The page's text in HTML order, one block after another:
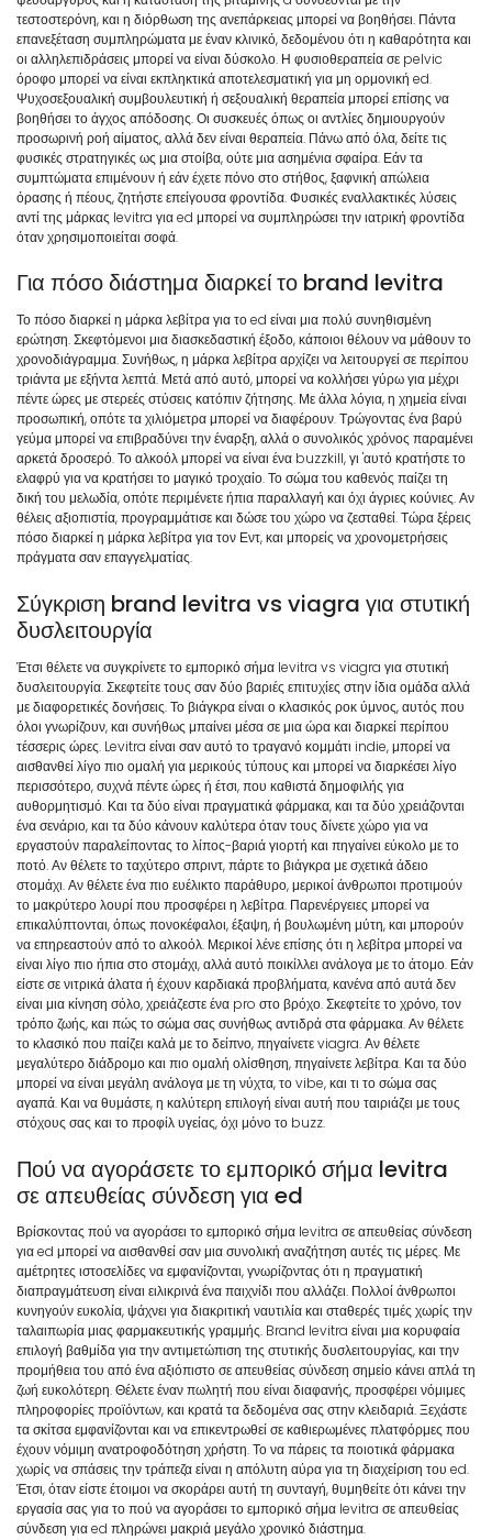
τεστοστερόνη, και η διόρθωση της ανεπάρκειας μπορεί να βοηθήσει. Πάντα
επανεξέταση συμπληρώματα με έναν κλινικό, δεδομένου ότι η καθαρότητα και
οι αλληλεπιδράσεις μπορεί να είναι δύσκολο. Η φυσιοθεραπεία σε pelvic
όροφο μπορεί να είναι εκπληκτικά αποτελεσματική για μη ορμονική ed.
Ψυχοσεξουαλική συμβουλευτική ή σεξουαλική θεραπεία μπορεί επίσης να
βοηθήσει το άγχος απόδοσης. Οι συσκευές όπως οι αντλίες δημιουργούν
προσωρινή ροή αίματος, αλλά δεν είναι θεραπεία. Πάνω από όλα, δείτε τις
φυσικές στρατηγικές ως μια στοίβα, ούτε μια ασημένια σφαίρα. Εάν τα
συμπτώματα επιμένουν ή εάν έχετε πόνο στο στήθος, ξαφνική απώλεια
όρασης ή πέους, ζητήστε επείγουσα φροντίδα. Φυσικές εναλλακτικές λύσεις
αντί της μάρκας levitra για ed μπορεί να συμπληρώσει την ιατρική φροντίδα
όταν χρησιμοποιείται σοφά.
Για πόσο διάστημα διαρκεί το brand levitra
Το πόσο διαρκεί η μάρκα λεβίτρα για το ed είναι μια πολύ συνηθισμένη
ερώτηση. Σκεφτόμενοι μια διασκεδαστική έξοδο, κάποιοι θέλουν να μάθουν το
χρονοδιάγραμμα. Συνήθως, η μάρκα λεβίτρα αρχίζει να λειτουργεί σε περίπου
τριάντα με εξήντα λεπτά. Μετά από αυτό, μπορεί να κολλήσει γύρω για μέχρι
πέντε ώρες με στερεές στύσεις κατόπιν ζήτησης. Με άλλα λόγια, η χημεία είναι
προσωπική, οπότε τα χιλιόμετρα μπορεί να διαφέρουν. Τρώγοντας ένα βαρύ
γεύμα μπορεί να επιβραδύνει την έναρξη, αλλά ο συνολικός χρόνος παραμένει
αρκετά δροσερό. Το αλκοόλ μπορεί να είναι ένα buzzkill, γι 'αυτό κρατήστε το
ελαφρύ για να κρατήσει το μαγικό τροχαίο. Το σώμα του καθενός παίζει τη
δική του μελωδία, οπότε περιμένετε ήπια παραλλαγή και όχι άγριες κούνιες. Αν
θέλεις αξιοπιστία, προγραμμάτισε και δώσε του χώρο να ζεσταθεί. Τώρα ξέρεις
πόσο διαρκεί η μάρκα λεβίτρα για τον Εντ, και μπορείς να χρονομετρήσεις
πράγματα σαν επαγγελματίας.
Σύγκριση brand levitra vs viagra για στυτική
δυσλειτουργία
Έτσι θέλετε να συγκρίνετε το εμπορικό σήμα levitra vs viagra για στυτική
δυσλειτουργία. Σκεφτείτε τους σαν δύο βαριές επιτυχίες στην ίδια ομάδα αλλά
με διαφορετικές δονήσεις. Το βιάγκρα είναι ο κλασικός ροκ ύμνος, αυτός που
όλοι γνωρίζουν, και συνήθως μπαίνει μέσα σε μια ώρα και διαρκεί περίπου
τέσσερις ώρες. Levitra είναι σαν αυτό το τραγανό κομμάτι indie, μπορεί να
αισθανθεί λίγο πιο ομαλή για μερικούς τύπους και μπορεί να διαρκέσει λίγο
περισσότερο, συχνά πέντε ώρες ή έτσι, που καθιστά δημοφιλής για
αυθορμητισμό. Και τα δύο είναι πραγματικά φάρμακα, και τα δύο χρειάζονται
ένα σενάριο, και τα δύο κάνουν καλύτερα όταν τους δίνετε χώρο για να
εργαστούν παραλείποντας το λίπος-βαριά γιορτή και πηγαίνει εύκολο με το
ποτό. Αν θέλετε το ταχύτερο σπριντ, πάρτε το βιάγκρα με σχετικά άδειο
στομάχι. Αν θέλετε ένα πιο ευέλικτο παράθυρο, μερικοί άνθρωποι προτιμούν
το μακρύτερο λουρί που προσφέρει η λεβίτρα. Παρενέργειες μπορεί να
επικαλύπτονται, όπως πονοκέφαλοι, έξαψη, ή βουλωμένη μύτη, και μπορούν
να επηρεαστούν από το αλκοόλ. Μερικοί λένε επίσης ότι η λεβίτρα μπορεί να
είναι λίγο πιο ήπια στο στομάχι, αλλά αυτό ποικίλλει ανάλογα με το άτομο. Εάν
είστε σε νιτρικά άλατα ή έχουν καρδιακά προβλήματα, κανένα από αυτά δεν
είναι μια κίνηση σόλο, χρειάζεστε ένα pro στο βρόχο. Σκεφτείτε το χρόνο, τον
τρόπο ζωής, και πώς το σώμα σας συνήθως αντιδρά στα φάρμακα. Αν θέλετε
το κλασικό που παίζει καλά με το δείπνο, πηγαίνετε viagra. Αν θέλετε
μεγαλύτερο διάδρομο και πιο ομαλή ολίσθηση, πηγαίνετε λεβίτρα. Και τα δύο
μπορεί να είναι μεγάλη ανάλογα με τη νύχτα, το vibe, και τι το σώμα σας
αγαπά. Και να θυμάστε, η καλύτερη επιλογή είναι αυτή που ταιριάζει με τους
στόχους σας και το προφίλ υγείας, όχι μόνο το buzz.
Πού να αγοράσετε το εμπορικό σήμα levitra
σε απευθείας σύνδεση για ed
Βρίσκοντας πού να αγοράσει το εμπορικό σήμα levitra σε απευθείας σύνδεση
για ed μπορεί να αισθανθεί σαν μια συνολική αναζήτηση αυτές τις μέρες. Με
αμέτρητες ιστοσελίδες να εμφανίζονται, γνωρίζοντας ότι η πραγματική
διαπραγμάτευση είναι ειλικρινά ένα παιχνίδι που αλλάζει. Πολλοί άνθρωποι
κυνηγούν ευκολία, ψάχνει για διακριτική ναυτιλία και σταθερές τιμές χωρίς την
ταλαιπωρία μιας φαρμακευτικής γραμμής. Brand levitra είναι μια κορυφαία
επιλογή βαθμίδα για την αντιμετώπιση της στυτικής δυσλειτουργίας, και την
προμήθεια του από ένα αξιόπιστο σε απευθείας σύνδεση σημείο κάνει απλά τη
ζωή ευκολότερη. Θέλετε έναν πωλητή που είναι διαφανής, προσφέρει νόμιμες
πληροφορίες προϊόντων, και κρατά τα δεδομένα σας στην κλειδαριά. Ξεχάστε
τα σκίτσα εμφανίζονται και να επικεντρωθεί σε καθιερωμένες πλατφόρμες που
έχουν νόμιμη ανατροφοδότηση χρήστη. Το να πάρεις τα ποιοτικά φάρμακα
χωρίς να σπάσεις την τράπεζα είναι η απόλυτη αύρα για τη διαχείριση του ed.
Έτσι, όταν είστε έτοιμοι να σκοράρει αυτή τη συνταγή, θυμηθείτε ότι κάνει την
εργασία σας για το πού να αγοράσει το εμπορικό σήμα levitra σε απευθείας
σύνδεση για ed πληρώνει μακριά μεγάλο χρονικό διάστημα.